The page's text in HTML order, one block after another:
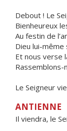
Debout ! Le
Bienheureux
Au festin de
Dieu lui-même
Et nous verse
Rassemblons-
Le Seigneur
ANTIENNE
Il viendra, le